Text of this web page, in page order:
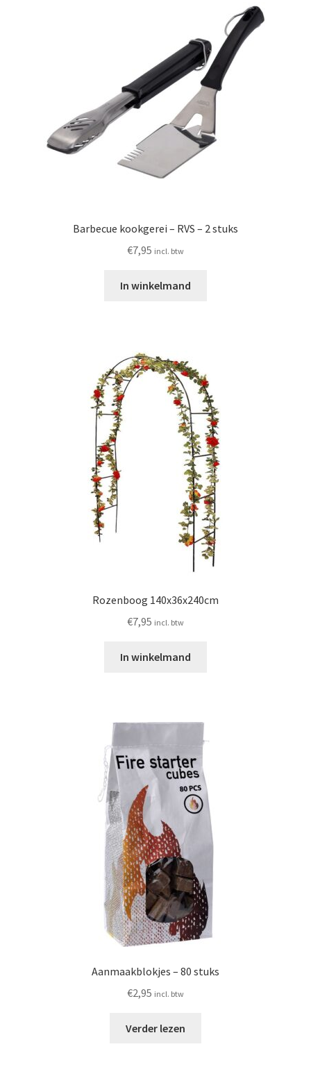
Barbecue kookgerei – RVS – 2 stuks
€7,95 incl. btw
In winkelmand
Rozenboog 140x36x240cm
€7,95 incl. btw
In winkelmand
Aanmaakblokjes – 80 stuks
€2,95 incl. btw
Verder lezen